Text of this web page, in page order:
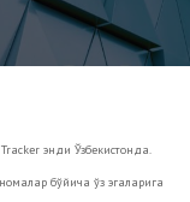
энди Ўзбекистонда.
бўйича ўз эгаларига